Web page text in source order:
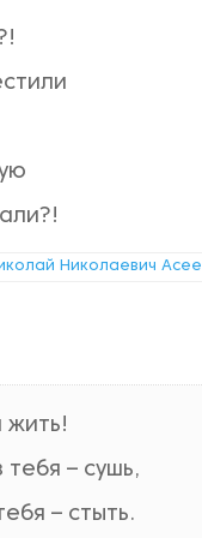
Николаевич
жить!
– сушь,
– стыть.